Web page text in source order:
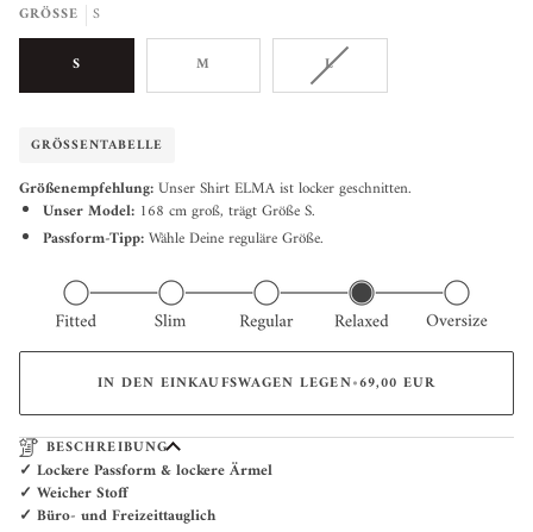
GRÖSSE S
S M LVARIANTE
GRÖSSENTABELLE
Größenempfehlung:Unser Shirt ELMA ist locker geschnitten.
Unser Model: 168 cm groß, trägt Größe S.
Passform-Tipp:Wähle Deine reguläre Größe.
IN DEN EINKAUFSWAGEN LEGEN•69,00 EUR
BESCHREIBUNG
✓ Lockere Passform & lockere Ärmel
✓ Weicher Stoff
✓ Büro- und Freizeittauglich